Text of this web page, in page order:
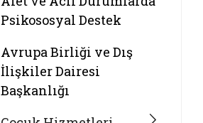
Psikososyal Destek
Avrupa Birliği ve Dış
İlişkiler Dairesi
Başkanlığı